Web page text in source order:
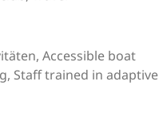
Accessible boat
Staff trained in adaptive